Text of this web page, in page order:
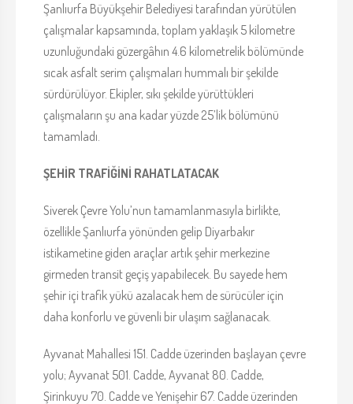
Şanlıurfa Büyükşehir Belediyesi tarafından yürütülen
çalışmalar kapsamında, toplam yaklaşık 5 kilometre
uzunluğundaki güzergâhın 4.6 kilometrelik bölümünde
sıcak asfalt serim çalışmaları hummalı bir şekilde
sürdürülüyor. Ekipler, sıkı şekilde yürüttükleri
çalışmaların şu ana kadar yüzde 25’lik bölümünü
tamamladı.
ŞEHİR TRAFİĞİNİ RAHATLATACAK
Siverek Çevre Yolu’nun tamamlanmasıyla birlikte,
özellikle Şanlıurfa yönünden gelip Diyarbakır
istikametine giden araçlar artık şehir merkezine
girmeden transit geçiş yapabilecek. Bu sayede hem
şehir içi trafik yükü azalacak hem de sürücüler için
daha konforlu ve güvenli bir ulaşım sağlanacak.
Ayvanat Mahallesi 151. Cadde üzerinden başlayan çevre
yolu; Ayvanat 501. Cadde, Ayvanat 80. Cadde,
Şirinkuyu 70. Cadde ve Yenişehir 67. Cadde üzerinden